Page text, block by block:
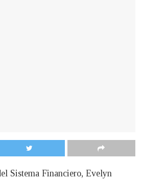
Sistema Financiero, Evelyn